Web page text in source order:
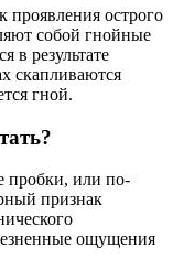
проявления острого
собой гнойные
в результате
скапливаются
гной.
пробки, или по-
признак
ощущения